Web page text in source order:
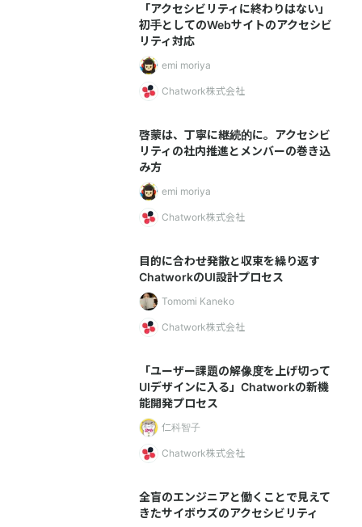
「アクセシビリティに終わりはない」
初手としてのWebサイトのアクセシビ
リティ対応
emi moriya
Chatwork株式会社
啓蒙は、丁寧に継続的に。アクセシビ
リティの社内推進とメンバーの巻き込
み方
emi moriya
Chatwork株式会社
目的に合わせ発散と収束を繰り返す
ChatworkのUI設計プロセス
Tomomi Kaneko
Chatwork株式会社
「ユーザー課題の解像度を上げ切って
UIデザインに入る」Chatworkの新機
能開発プロセス
仁科智子
Chatwork株式会社
全盲のエンジニアと働くことで見えて
きたサイボウズのアクセシビリティ